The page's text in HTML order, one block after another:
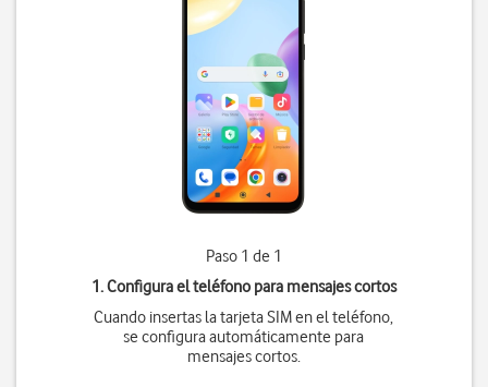
Paso 1 de 1
1. Configura el teléfono para mensajes cortos
Cuando insertas la tarjeta SIM en el teléfono,
se configura automáticamente para
mensajes cortos.